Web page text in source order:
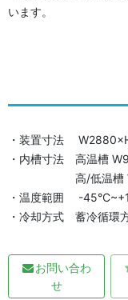
います。
・装置寸法
・内槽寸法 高温槽
高/低温槽
・温度範囲 -
・冷却方式 蓄冷循環
お問い合わ
せ